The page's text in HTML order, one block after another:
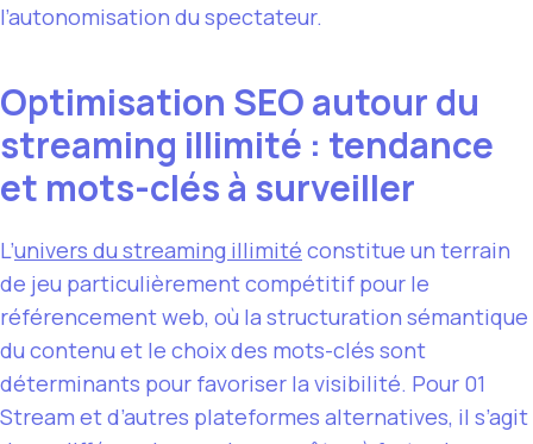
l’autonomisation du spectateur.
Optimisation SEO autour du
streaming illimité : tendance
et mots-clés à surveiller
L’univers du streaming illimité constitue un terrain
de jeu particulièrement compétitif pour le
référencement web, où la structuration sémantique
du contenu et le choix des mots-clés sont
déterminants pour favoriser la visibilité. Pour 01
Stream et d’autres plateformes alternatives, il s’agit